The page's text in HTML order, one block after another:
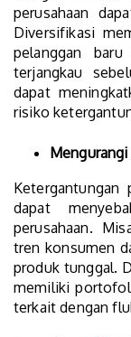
perusahaan
Diversifikasi
pelanggan
terjangkau
dapat
risiko
dapat
perusahaan.
tren konsumen
produk tunggal.
memiliki
terkait dengan